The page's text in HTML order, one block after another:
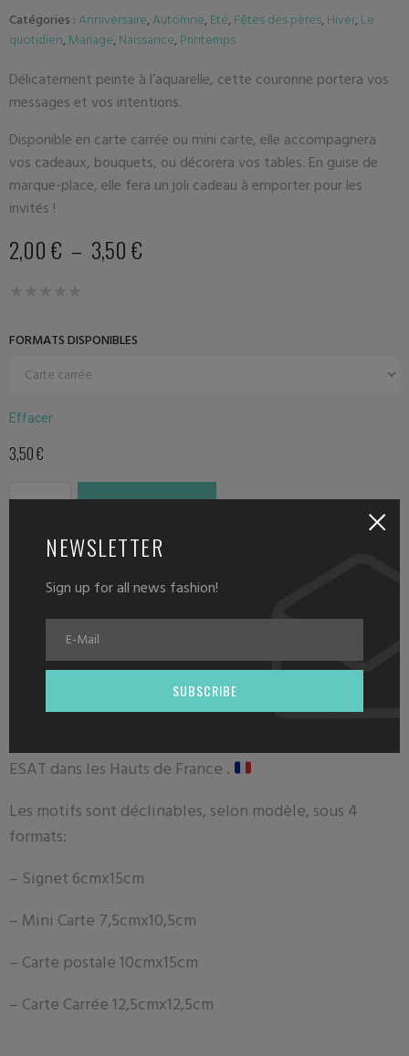
Catégories : Anniversaire,Automne,Eté,Fêtes des pères,Hiver,Le
quotidien,Mariage,Naissance,Printemps
Délicatement peinte à l’aquarelle, cette couronne portera vos
messages et vos intentions.
Disponible en carte carrée ou mini carte, elle accompagnera
vos cadeaux, bouquets, ou décorera vos tables. En guise de
marque-place, elle fera un joli cadeau à emporter pour les
invités !
2,00€ – 3,50€
FORMATS DISPONIBLES
Effacer
3,50€
AJOUTER AU PANIER
DESCRIPTION
ESAT dans les Hauts de France .
Les motifs sont déclinables, selon modèle, sous 4
formats:
– Signet 6cmx15cm
– Mini Carte 7,5cmx10,5cm
– Carte postale10cmx15cm
– Carte Carrée 12,5cmx12,5cm
NEWSLETTER
Sign up for all news fashion!
SUBSCRIBE